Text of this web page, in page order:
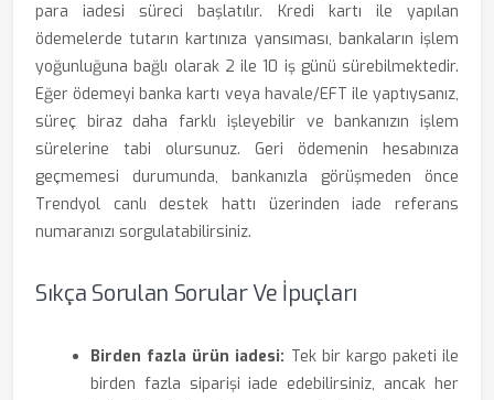
para iadesi süreci başlatılır. Kredi kartı ile yapılan
ödemelerde tutarın kartınıza yansıması, bankaların işlem
yoğunluğuna bağlı olarak 2 ile 10 iş günü sürebilmektedir.
Eğer ödemeyi banka kartı veya havale/EFT ile yaptıysanız,
süreç biraz daha farklı işleyebilir ve bankanızın işlem
sürelerine tabi olursunuz. Geri ödemenin hesabınıza
geçmemesi durumunda, bankanızla görüşmeden önce
Trendyol canlı destek hattı üzerinden iade referans
numaranızı sorgulatabilirsiniz.
Sıkça Sorulan Sorular Ve İpuçları
Birden fazla ürün iadesi: Tek bir kargo paketi ile
birden fazla siparişi iade edebilirsiniz, ancak her